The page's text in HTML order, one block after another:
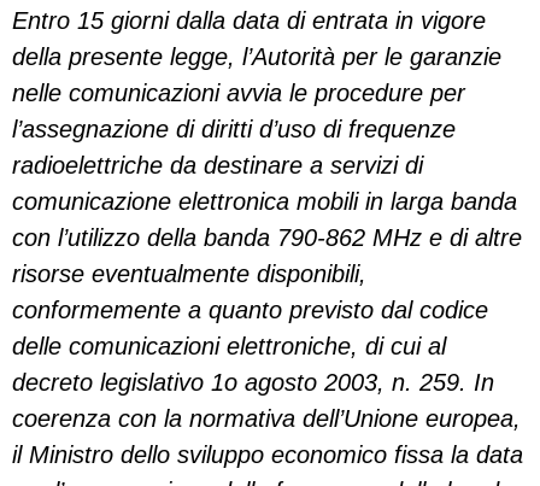
Entro 15 giorni dalla data di entrata in vigore
della presente legge, l’Autorità per le garanzie
nelle comunicazioni avvia le procedure per
l’assegnazione di diritti d’uso di frequenze
radioelettriche da destinare a servizi di
comunicazione elettronica mobili in larga banda
con l’utilizzo della banda 790-862 MHz e di altre
risorse eventualmente disponibili,
conformemente a quanto previsto dal codice
delle comunicazioni elettroniche, di cui al
decreto legislativo 1o agosto 2003, n. 259. In
coerenza con la normativa dell’Unione europea,
il Ministro dello sviluppo economico fissa la data